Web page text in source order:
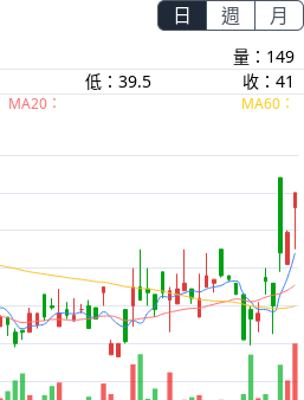
日 週 月
量：149
低：39.5 收：41
MA20： MA60：